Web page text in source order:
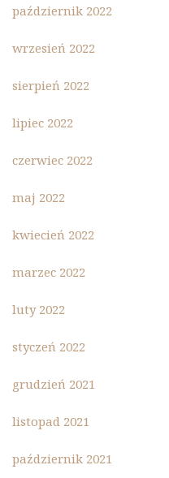
październik 2022
wrzesień 2022
sierpień 2022
lipiec 2022
czerwiec 2022
maj 2022
kwiecień 2022
marzec 2022
luty 2022
styczeń 2022
grudzień 2021
listopad 2021
październik 2021